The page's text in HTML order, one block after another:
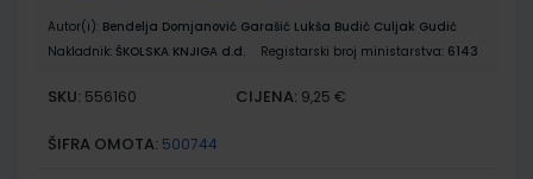
Autor(i): Bendelja Domjanović Garašić Lukša Budić Culjak Gudić
Nakladnik: ŠKOLSKA KNJIGA d.d. Registarski broj ministarstva: 6143
SKU: 556160 CIJENA: 9,25 €
ŠIFRA OMOTA: 500744